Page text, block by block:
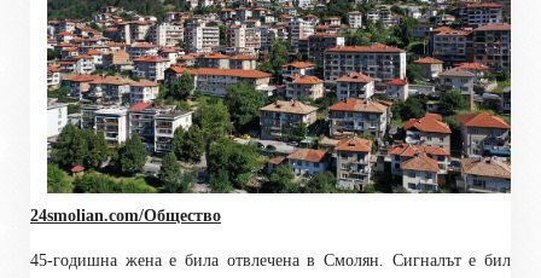
24smolian.com/Общество
45-годишна жена е била отвлечена в Смолян. Сигналът е бил